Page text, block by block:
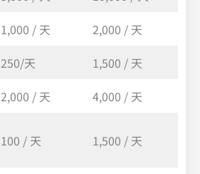
1,000 / 天
2,000 / 天
250/天
1,500 / 天
2,000 / 天
4,000 / 天
100 / 天 1,500 / 天